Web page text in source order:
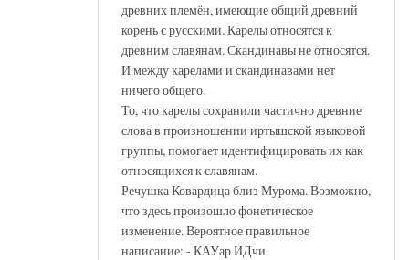
древних племён, имеющие общий древний
корень с русскими. Карелы относятся к
древним славянам. Скандинавы не относятся.
И между карелами и скандинавами нет
ничего общего.
То, что карелы сохранили частично древние
слова в произношении иртышской языковой
группы, помогает идентифицировать их как
относящихся к славянам.
Речушка Ковардица близ Мурома. Возможно,
что здесь произошло фонетическое
изменение. Вероятное правильное
написание: - КАУар ИДчи.